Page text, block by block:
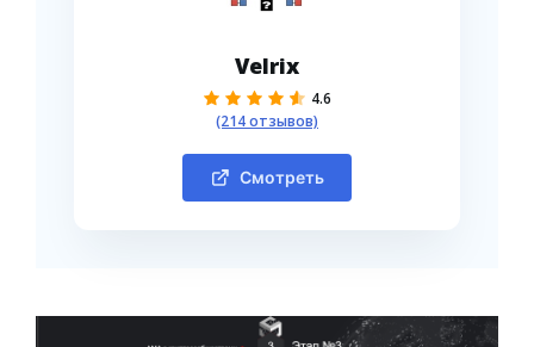
Velrix
4.6
(214 отзывов)
Смотреть